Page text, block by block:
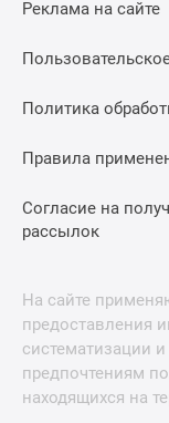
Реклама на сайте
Политика
Правила
Согласие на
рассылок
На сайте
предоставления
систематизации
предпочтениям
находящихся на